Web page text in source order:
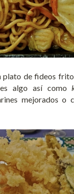
plato de fideos
algo así como
mejorados o